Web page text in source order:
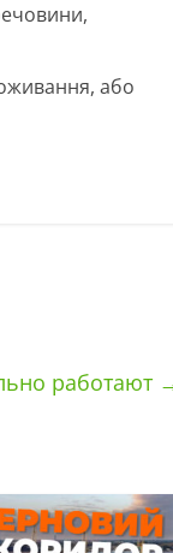
або
работают